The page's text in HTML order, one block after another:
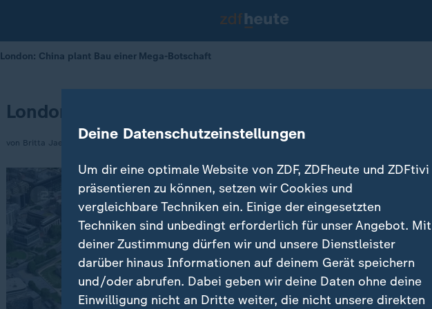
London: China plant Bau einer Mega-Botschaft
London: China plant Bau einer Mega-Botschaft
von Britta Jaeger Deine Datenschutzeinstellungen
Um dir eine optimale Website von ZDF, ZDFheute und ZDFtivi
präsentieren zu können, setzen wir Cookies und
vergleichbare Techniken ein. Einige der eingesetzten
Techniken sind unbedingt erforderlich für unser Angebot. Mit
deiner Zustimmung dürfen wir und unsere Dienstleister
darüber hinaus Informationen auf deinem Gerät speichern
und/oder abrufen. Dabei geben wir deine Daten ohne deine
Einwilligung nicht an Dritte weiter, die nicht unsere direkten